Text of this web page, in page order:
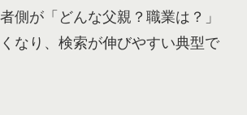
側が「どんな父親？職業は？」
なり、検索が伸びやすい典型で